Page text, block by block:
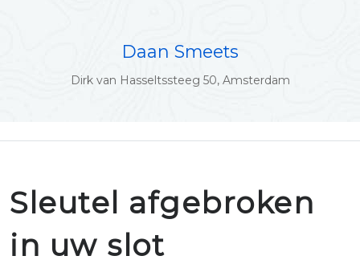
Daan Smeets
Dirk van Hasseltssteeg 50, Amsterdam
Sleutel afgebroken
in uw slot